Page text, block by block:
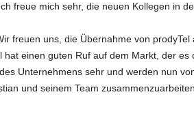
freue mich sehr, die neuen Kollegen in
freuen uns, die Übernahme von
einen guten Ruf auf dem Markt, der
Unternehmens sehr und werden nun
und seinem Team